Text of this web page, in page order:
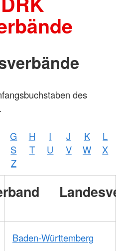
des
G H I J K
L
S T U V W
X
Z
Baden-Württemberg